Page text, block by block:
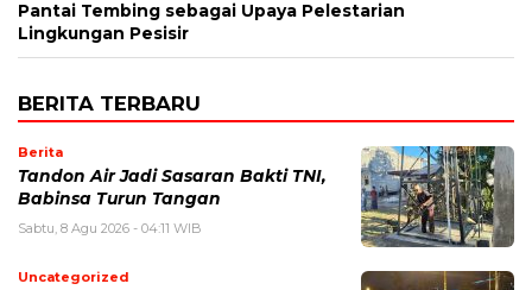
Pantai Tembing sebagai Upaya Pelestarian
Lingkungan Pesisir
BERITA TERBARU
Berita
Tandon Air Jadi Sasaran Bakti TNI,
Babinsa Turun Tangan
Sabtu, 8 Agu 2026 - 04:11 WIB
Uncategorized